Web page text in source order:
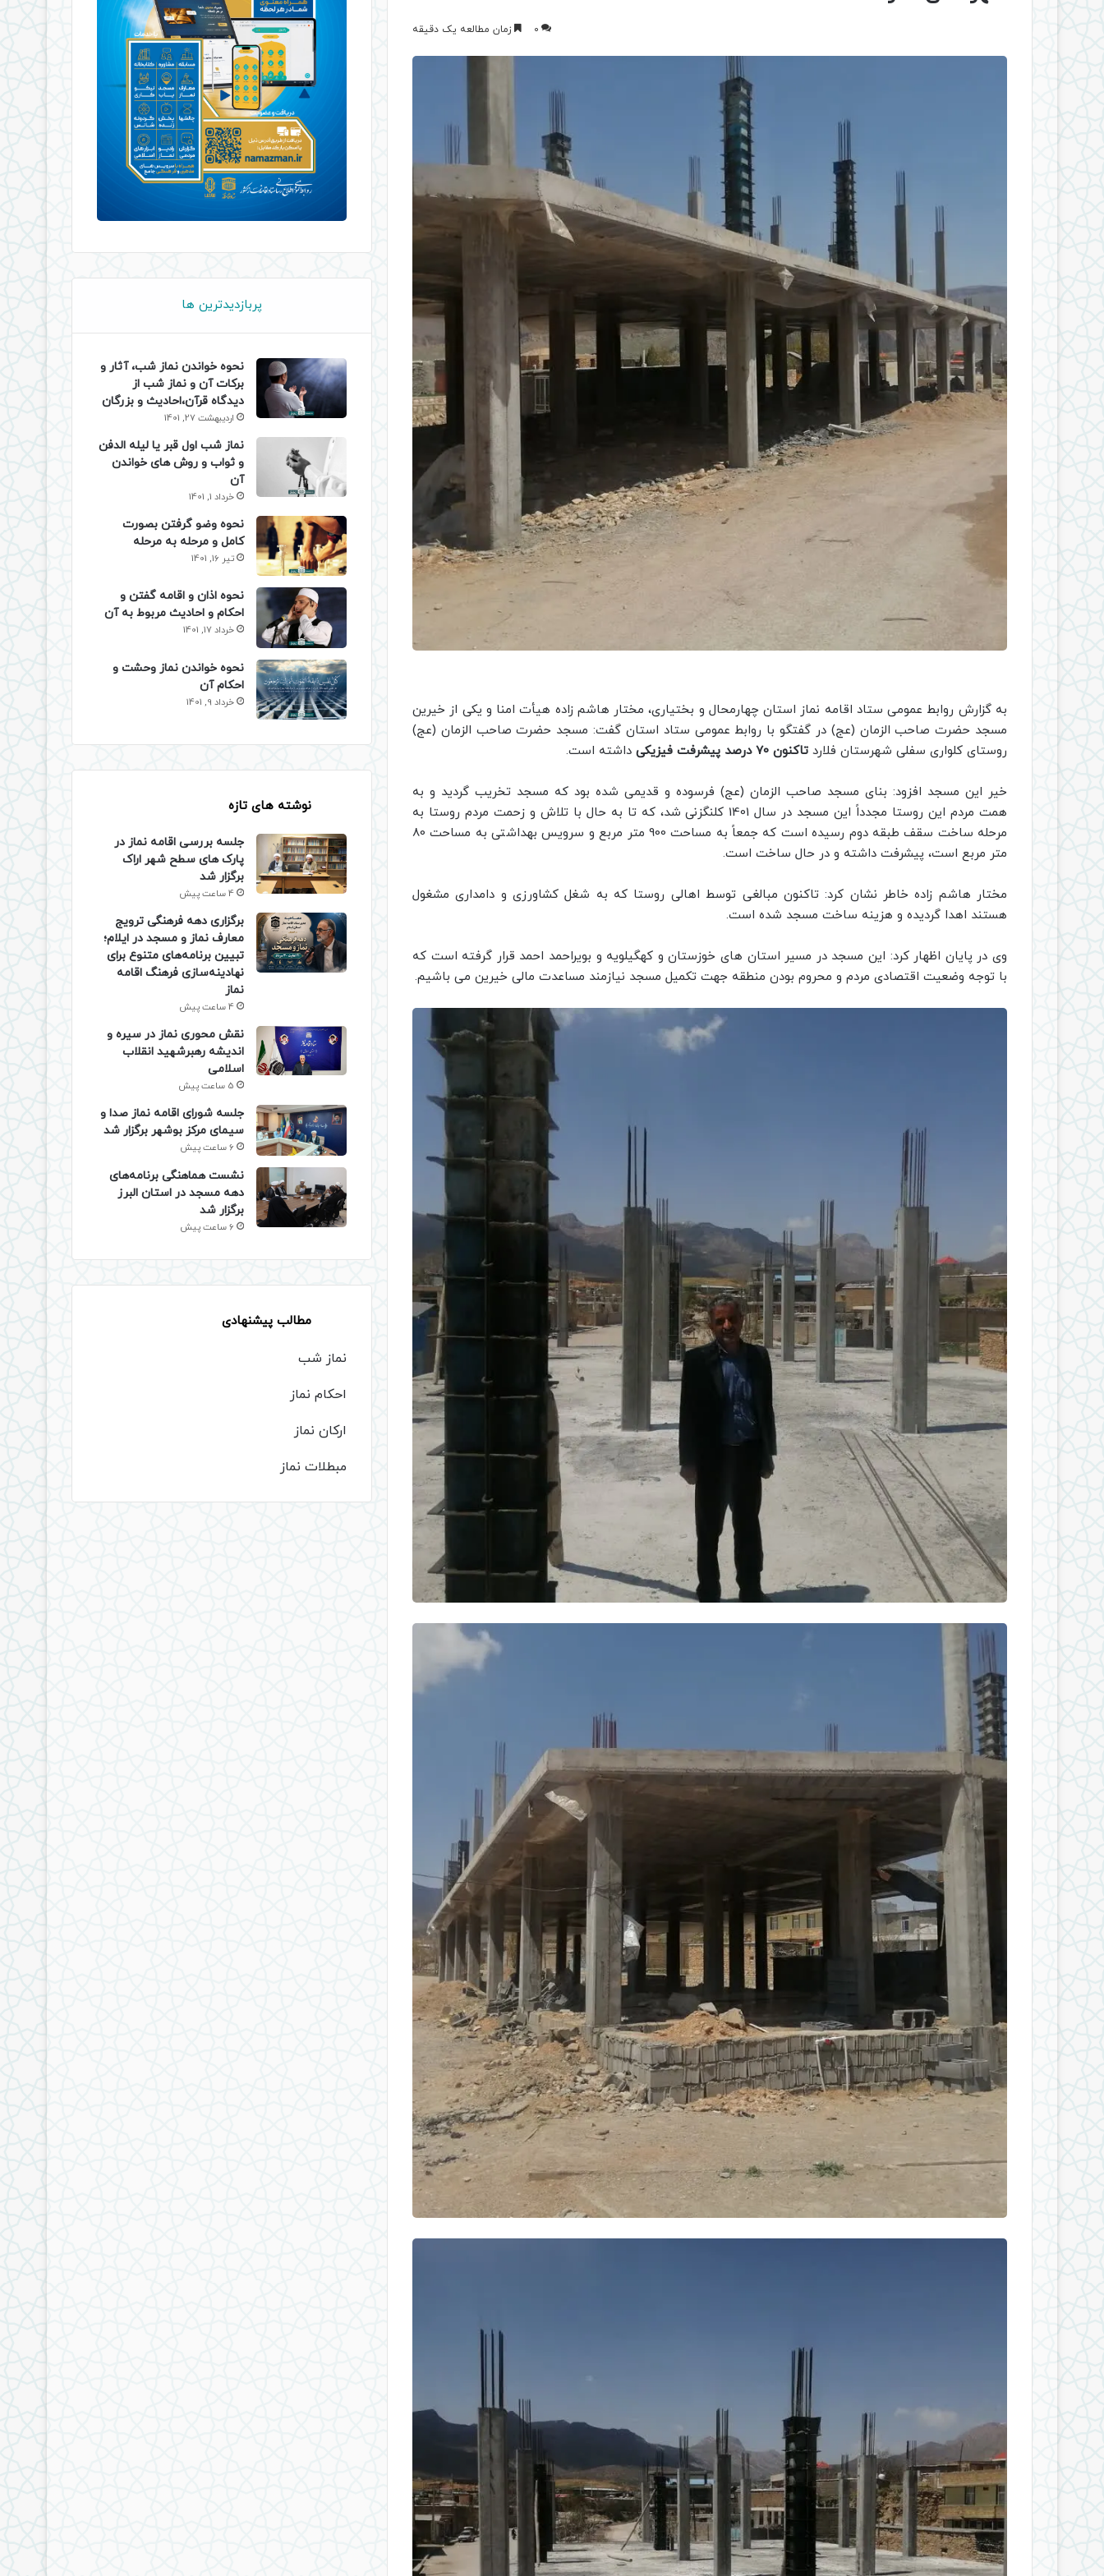
0 زمان مطالعه یک دقیقه
به گزارش روابط عمومی ستاد اقامه نماز استان چهارمحال و بختیاری، مختار هاشم زاده هیأت امنا و یکی از خیرین
مسجد حضرت صاحب الزمان (عج) در گفتگو با روابط عمومی ستاد استان گفت: مسجد حضرت صاحب الزمان (عج)
روستای کلواری سفلی شهرستان فلارد تاکنون 70 درصد پیشرفت فیزیکی داشته است.
خیر این مسجد افزود: بنای مسجد صاحب الزمان (عج) فرسوده و قدیمی شده بود که مسجد تخریب گردید و به
همت مردم این روستا مجدداً این مسجد در سال 1401 کلنگزنی شد، که تا به حال با تلاش و زحمت مردم روستا به
مرحله ساخت سقف طبقه دوم رسیده است که جمعاً به مساحت 900 متر مربع و سرویس بهداشتی به مساحت 80
متر مربع است، پیشرفت داشته و در حال ساخت است.
مختار هاشم زاده خاطر نشان کرد: تاکنون مبالغی توسط اهالی روستا که به شغل کشاورزی و دامداری مشغول
هستند اهدا گردیده و هزینه ساخت مسجد شده است.
وی در پایان اظهار کرد: این مسجد در مسیر استان های خوزستان و کهگیلویه و بویراحمد احمد قرار گرفته است که
با توجه وضعیت اقتصادی مردم و محروم بودن منطقه جهت تکمیل مسجد نیازمند مساعدت مالی خیرین می باشیم.
پربازدیدترین ها
نحوه خواندن نماز شب، آثار و
برکات آن و نماز شب از
دیدگاه قرآن،احادیث و بزرگان
اردیبهشت 27, 1401
نماز شب اول قبر یا لیله الدفن
و ثواب و روش های خواندن
آن
خرداد 1, 1401
نحوه وضو گرفتن بصورت
کامل و مرحله به مرحله
تیر 16, 1401
نحوه اذان و اقامه گفتن و
احکام و احادیث مربوط به آن
خرداد 17, 1401
نحوه خواندن نماز وحشت و
احکام آن
خرداد 9, 1401
نوشته های تازه
جلسه بررسی اقامه نماز در
پارک های سطح شهر اراک
برگزار شد
4 ساعت پیش
برگزاری دهه فرهنگی ترویج
معارف نماز و مسجد در ایلام؛
تبیین برنامه‌های متنوع برای
نهادینه‌سازی فرهنگ اقامه
نماز
4 ساعت پیش
نقش محوری نماز در سیره و
اندیشه رهبرشهید انقلاب
اسلامی
5 ساعت پیش
جلسه شورای اقامه نماز صدا و
سیمای مرکز بوشهر برگزار شد
6 ساعت پیش
نشست هماهنگی برنامه‌های
دهه مسجد در استان البرز
برگزار شد
6 ساعت پیش
مطالب پیشنهادی
نماز شب
احکام نماز
ارکان نماز
مبطلات نماز